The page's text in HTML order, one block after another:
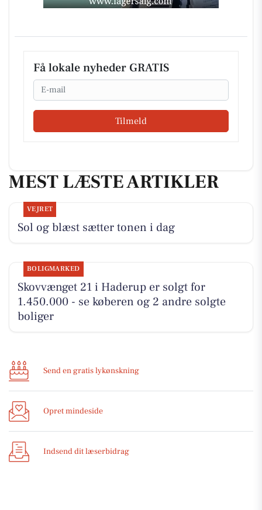
Få lokale nyheder GRATIS
Email
Tilmeld
MEST LÆSTE ARTIKLER
VEJRET
Sol og blæst sætter tonen i dag
BOLIGMARKED
Skovvænget 21 i Haderup er solgt for
1.450.000 - se køberen og 2 andre solgte
boliger
Send en gratis lykønskning
Opret mindeside
Indsend dit læserbidrag